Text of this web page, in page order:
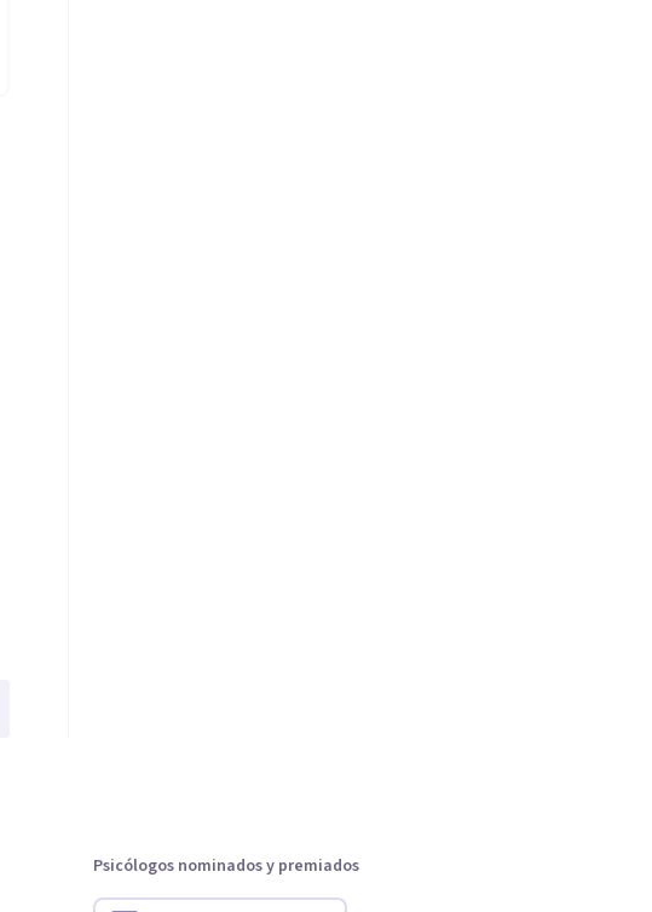
Psicólogos nominados y premiados